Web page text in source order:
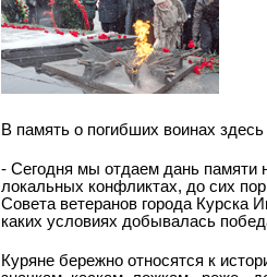
В память о погибших воинах
- Сегодня мы отдаем дань памяти
локальных конфликтах, до сих
Совета ветеранов города Курска
каких условиях добывалась
Куряне бережно относятся к